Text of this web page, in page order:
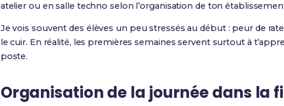
atelier ou en salle techno selon l’organisation de ton
Je vois souvent des élèves un peu stressés au début : peur de
le cuir. En réalité, les premières semaines servent surtout à
poste.
Organisation de la journée dans la